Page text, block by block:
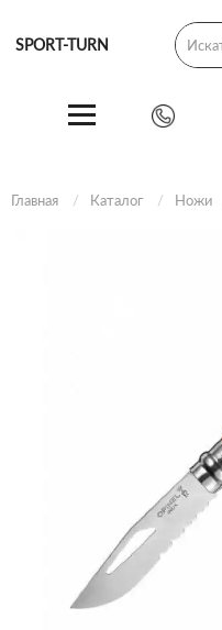
SPORT-TURN
Главная Каталог Ножи